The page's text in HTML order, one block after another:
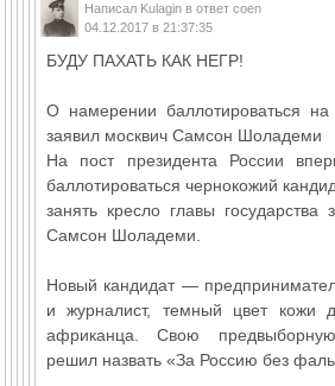
Написал Kulagin в ответ coen
04.12.2017 в 21:37:35
БУДУ ПАХАТЬ КАК НЕГР!
О намерении баллотироваться
заявил москвич Самсон Шоладеми
На пост президента России
баллотироваться чернокожий
занять кресло главы государства
Самсон Шоладеми.
Новый кандидат —
и журналист, темный цвет кожи
африканца. Свою
решил назвать «За Россию без